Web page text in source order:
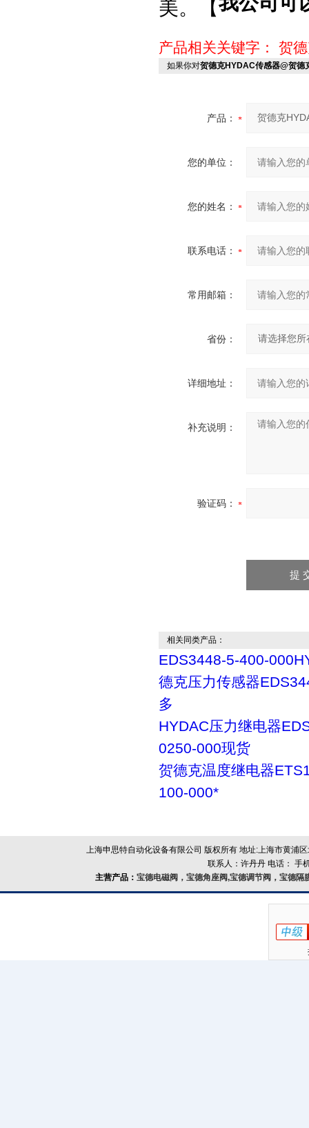
美。【
产品相关关键字： 贺
如果你对贺德克HYDAC传感器@贺德
产品：
您的单位：
您的姓名：
联系电话：
常用邮箱：
省份：
详细地址：
补充说明：
验证码：
相关同类产品：
EDS3448-5-400-
德克压力传感器
多
HYDAC压力继电器
0250-000现货
贺德克温度继电器
100-000*
上海申思特自动化设备有限公司 版权所有 地址:上海市黄浦
联系人：许丹丹 电话： 手
主营产品：宝德电磁阀，宝德角座阀,宝德调节阀，宝德